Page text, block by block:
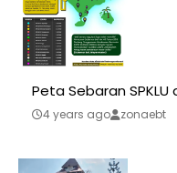
Peta Sebaran SPKLU
4 years ago zonaebt